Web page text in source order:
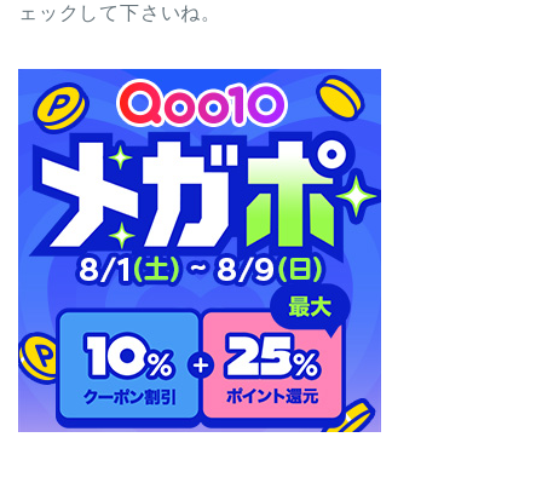
ェックして下さいね。